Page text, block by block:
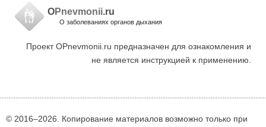
OPnevmonii.ru
О заболеваниях органов дыхания
Проект OPnevmonii.ru предназначен для ознакомления и
не является инструкцией к применению.
© 2016–2026. Копирование материалов возможно только при